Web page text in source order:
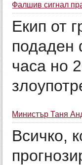
Фалшив сигнал
Екип от
подаден
часа но
Министър Таня
Всичко,